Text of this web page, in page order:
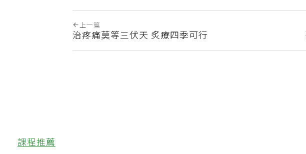
上一篇
治疼痛莫等三伏天 炙療四季可行
課程推薦